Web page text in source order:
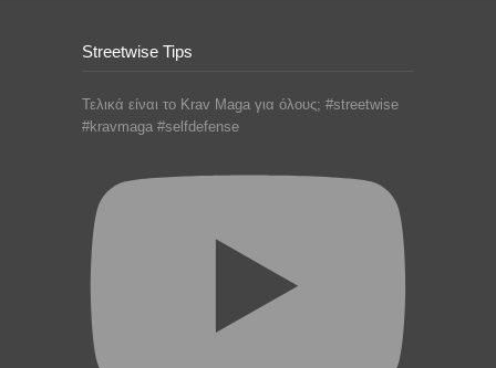
Streetwise Tips
Τελικά είναι το Krav Maga για όλους; #streetwise
#kravmaga #selfdefense